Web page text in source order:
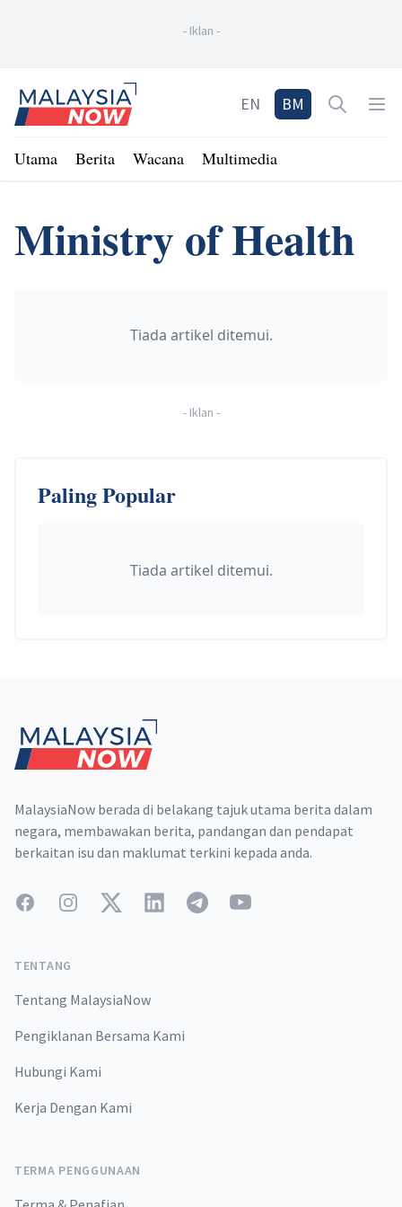
- Iklan -
Home
EN BM Open
Utama Berita Wacana Multimedia
Ministry of Health
Tiada artikel ditemui.
- Iklan -
Paling Popular
Tiada artikel ditemui.
MalaysiaNow berada di belakang tajuk utama berita dalam
negara, membawakan berita, pandangan dan pendapat
berkaitan isu dan maklumat terkini kepada anda.
FacebookInstagramTwitterLinkedInTelegramYouTube
TENTANG
Tentang MalaysiaNow
Pengiklanan Bersama Kami
Hubungi Kami
Kerja Dengan Kami
TERMA PENGGUNAAN